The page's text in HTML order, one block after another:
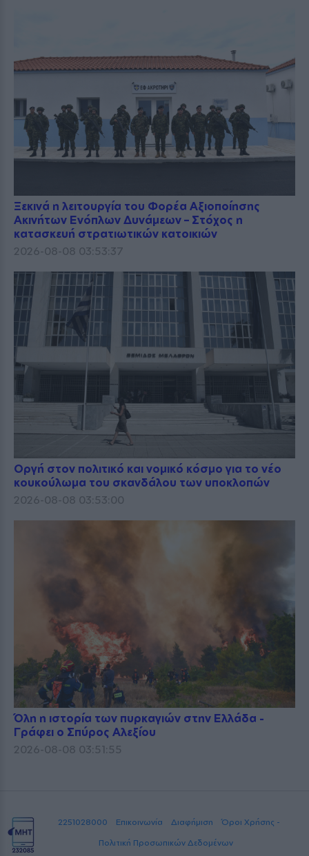
Ξεκινά η λειτουργία του Φορέα Αξιοποίησης
Ακινήτων Ενόπλων Δυνάμεων – Στόχος η
κατασκευή στρατιωτικών κατοικιών
2026-08-08 03:53:37
Οργή στον πολιτικό και νομικό κόσμο για το νέο
κουκούλωμα του σκανδάλου των υποκλοπών
2026-08-08 03:53:00
Όλη η ιστορία των πυρκαγιών στην Ελλάδα -
Γράφει ο Σπύρος Αλεξίου
2026-08-08 03:51:55
2251028000 Επικοινωνία Διαφήμιση
Όροι Χρήσης -
Πολιτική Προσωπικών Δεδομένων